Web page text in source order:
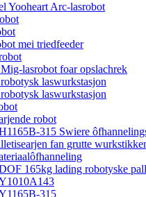
Yooheart Arc-lasrobot
mei triedfeeder
lasrobot foar opslachrek
laswurkstasjon
laswurkstasjon
robot
315 Swiere
fan grutte
165kg lading robotyske
315